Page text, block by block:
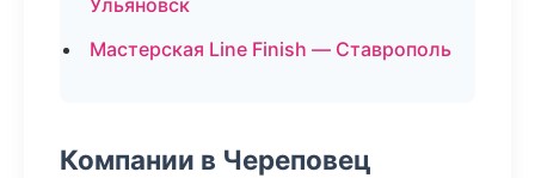
Ульяновск
Мастерская Line Finish — Ставрополь
Компании в Череповец